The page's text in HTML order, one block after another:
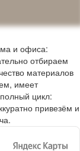
и офиса:
отбираем
материалов
имеет
цикл:
привезём и